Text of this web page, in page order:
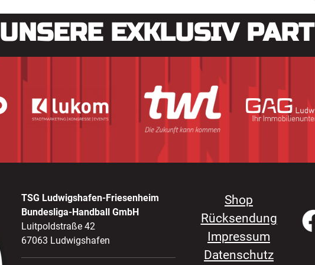
UNSERE EXKLUSIV
TSG Ludwigshafen-Friesenheim
Bundesliga-Handball GmbH
Luitpoldstraße 42
67063 Ludwigshafen
Shop
Rücksendung
Impressum
Datenschutz